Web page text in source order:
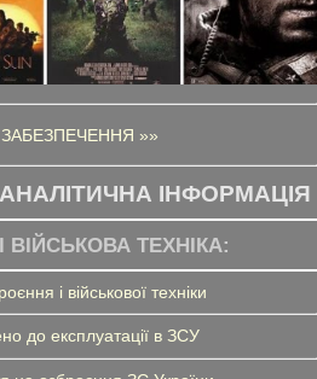
»»
ІНФОРМАЦІЯ
ТЕХНІКА:
і військової техніки
до експлуатації в ЗСУ